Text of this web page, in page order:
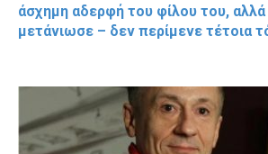
άσχημη αδερφή του φίλου του,
μετάνιωσε – δεν περίμενε τέτοια